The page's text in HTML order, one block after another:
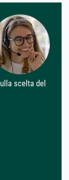
scelta del